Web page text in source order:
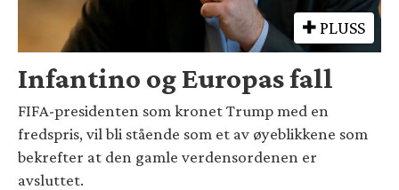
PLUSS
Infantino og Europas fall
FIFA-presidenten som kronet Trump med en
fredspris, vil bli stående som et av øyeblikkene som
bekrefter at den gamle verdensordenen er
avsluttet.